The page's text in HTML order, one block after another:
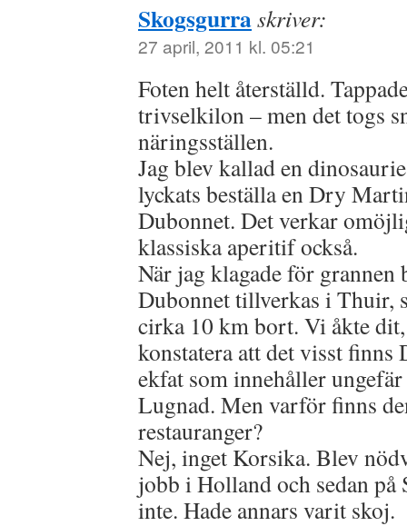
Skogsgurraskriver:
27 april, 2011 kl. 05:21
Foten helt återställd.
trivselkilon – men det togs
näringsställen.
Jag blev kallad en
lyckats beställa en Dry
Dubonnet. Det verkar
klassiska aperitif också.
När jag klagade för grannen
Dubonnet tillverkas i Thuir,
cirka 10 km bort. Vi åkte
konstatera att det visst finns
ekfat som innehåller
Lugnad. Men varför finns
restauranger?
Nej, inget Korsika. Blev
jobb i Holland och sedan på
inte. Hade annars varit skoj.